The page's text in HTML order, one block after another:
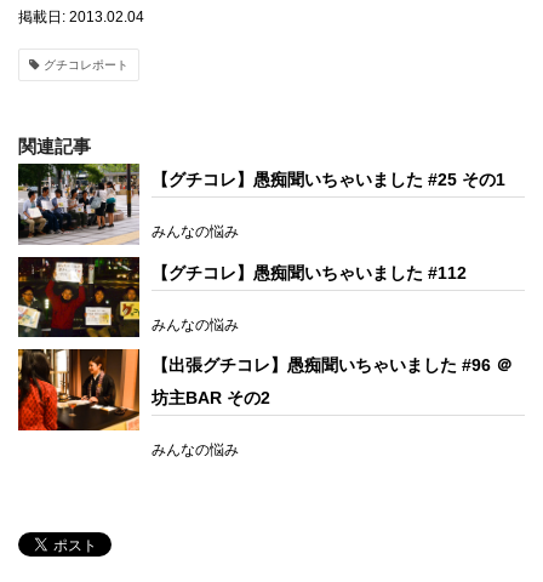
掲載日: 2013.02.04
グチコレポート
関連記事
【グチコレ】愚痴聞いちゃいました #25 その1
みんなの悩み
【グチコレ】愚痴聞いちゃいました #112
みんなの悩み
【出張グチコレ】愚痴聞いちゃいました #96 ＠
坊主BAR その2
みんなの悩み